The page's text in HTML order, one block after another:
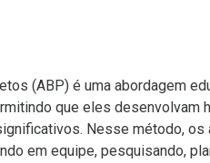
(ABP) é uma abordagem
que eles desenvolvam
Nesse método,
em equipe, pesquisando,